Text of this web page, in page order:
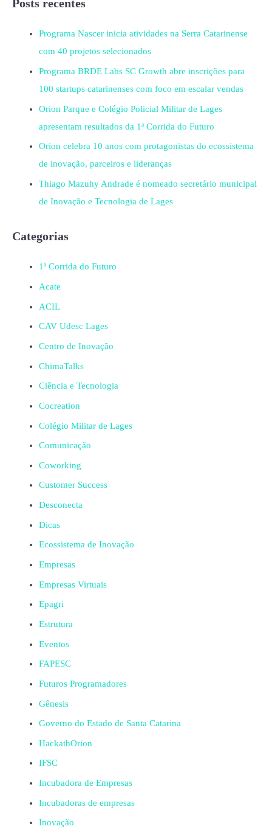
Posts recentes
Programa Nascer inicia atividades na Serra Catarinense
com 40 projetos selecionados
Programa BRDE Labs SC Growth abre inscrições para
100 startups catarinenses com foco em escalar vendas
Orion Parque e Colégio Policial Militar de Lages
apresentam resultados da 1ª Corrida do Futuro
Orion celebra 10 anos com protagonistas do ecossistema
de inovação, parceiros e lideranças
Thiago Mazuhy Andrade é nomeado secretário municipal
de Inovação e Tecnologia de Lages
Categorias
1ª Corrida do Futuro
Acate
ACIL
CAV Udesc Lages
Centro de Inovação
ChimaTalks
Ciência e Tecnologia
Cocreation
Colégio Militar de Lages
Comunicação
Coworking
Customer Success
Desconecta
Dicas
Ecossistema de Inovação
Empresas
Empresas Virtuais
Epagri
Estrutura
Eventos
FAPESC
Futuros Programadores
Gênesis
Governo do Estado de Santa Catarina
HackathOrion
IFSC
Incubadora de Empresas
Incubadoras de empresas
Inovação